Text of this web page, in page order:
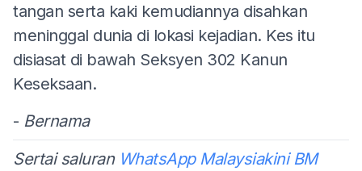
tangan serta kaki kemudiannya disahkan
meninggal dunia di lokasi kejadian. Kes itu
disiasat di bawah Seksyen 302 Kanun
Keseksaan.
- Bernama
Sertai saluran WhatsApp Malaysiakini BM